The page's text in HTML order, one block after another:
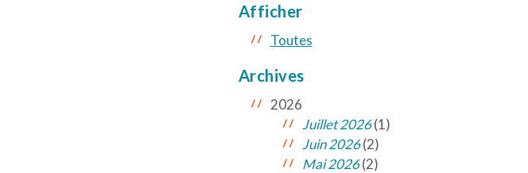
Afficher
Toutes
Archives
2026
Juillet 2026(1)
Juin 2026(2)
Mai 2026(2)